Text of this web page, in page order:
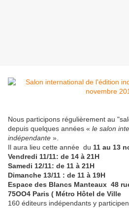
Nous participons régulièrement au
depuis quelques années « le salon
indépendante ».
Il aura lieu cette année du 11 au 13
Vendredi 11/11: de 14 à 21H
Samedi 12/11: de 11 à 21H
Dimanche 13/11 : de 11 à 19H
Espace des Blancs Manteaux 48
75OO4 Paris ( Métro Hôtel de Ville
160 éditeurs indépendants y